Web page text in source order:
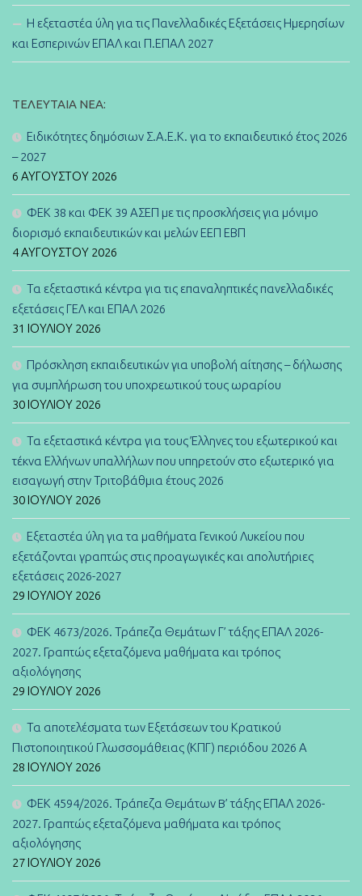
Η εξεταστέα ύλη για τις Πανελλαδικές Εξετάσεις Ημερησίων
και Εσπερινών ΕΠΑΛ και Π.ΕΠΑΛ 2027
ΤΕΛΕΥΤΑΊΑ ΝΈΑ:
Ειδικότητες δημόσιων Σ.Α.Ε.Κ. για το εκπαιδευτικό έτος 2026
– 2027
6 ΑΥΓΟΎΣΤΟΥ 2026
ΦΕΚ 38 και ΦΕΚ 39 ΑΣΕΠ με τις προσκλήσεις για μόνιμο
διορισμό εκπαιδευτικών και μελών ΕΕΠ ΕΒΠ
4 ΑΥΓΟΎΣΤΟΥ 2026
Τα εξεταστικά κέντρα για τις επαναληπτικές πανελλαδικές
εξετάσεις ΓΕΛ και ΕΠΑΛ 2026
31 ΙΟΥΛΊΟΥ 2026
Πρόσκληση εκπαιδευτικών για υποβολή αίτησης – δήλωσης
για συμπλήρωση του υποχρεωτικού τους ωραρίου
30 ΙΟΥΛΊΟΥ 2026
Τα εξεταστικά κέντρα για τους Έλληνες του εξωτερικού και
τέκνα Ελλήνων υπαλλήλων που υπηρετούν στο εξωτερικό για
εισαγωγή στην Τριτοβάθμια έτους 2026
30 ΙΟΥΛΊΟΥ 2026
Εξεταστέα ύλη για τα μαθήματα Γενικού Λυκείου που
εξετάζονται γραπτώς στις προαγωγικές και απολυτήριες
εξετάσεις 2026-2027
29 ΙΟΥΛΊΟΥ 2026
ΦΕΚ 4673/2026. Τράπεζα Θεμάτων Γ’ τάξης ΕΠΑΛ 2026-
2027. Γραπτώς εξεταζόμενα μαθήματα και τρόπος
αξιολόγησης
29 ΙΟΥΛΊΟΥ 2026
Τα αποτελέσματα των Εξετάσεων του Κρατικού
Πιστοποιητικού Γλωσσομάθειας (ΚΠΓ) περιόδου 2026 Α
28 ΙΟΥΛΊΟΥ 2026
ΦΕΚ 4594/2026. Τράπεζα Θεμάτων B’ τάξης ΕΠΑΛ 2026-
2027. Γραπτώς εξεταζόμενα μαθήματα και τρόπος
αξιολόγησης
27 ΙΟΥΛΊΟΥ 2026